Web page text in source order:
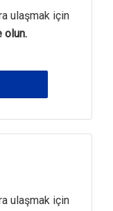
ulaşmak için
olun.
ulaşmak için